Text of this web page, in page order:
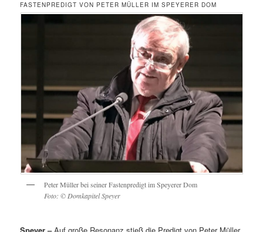
FASTENPREDIGT VON PETER MÜLLER IM SPEYERER DOM
Peter Müller bei seiner Fastenpredigt im Speyerer Dom
Foto: © Domkapitel Speyer